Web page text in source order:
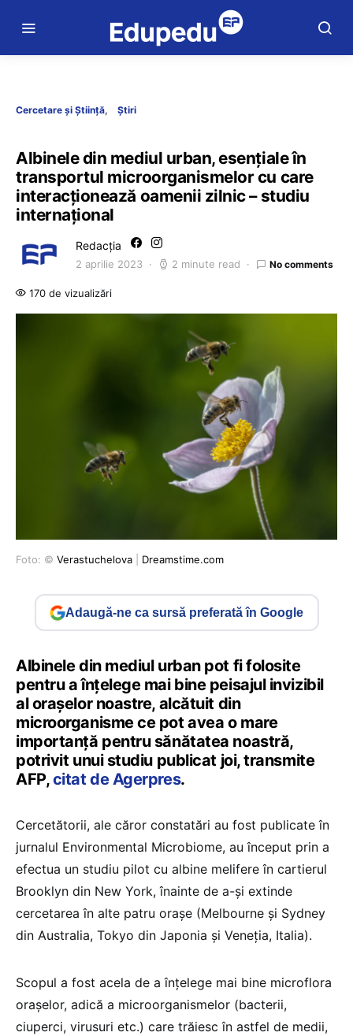
Cercetare și Știință Știri
Albinele din mediul urban, esențiale în
transportul microorganismelor cu care
interacționează oamenii zilnic – studiu
internațional
Redacția
2 aprilie 2023 2 minute read No comments
170 de vizualizări
Foto: © Verastuchelova Dreamstime.com
Adaugă-ne ca sursă preferată în Google
Albinele din mediul urban pot fi folosite
pentru a înţelege mai bine peisajul invizibil
al oraşelor noastre, alcătuit din
microorganisme ce pot avea o mare
importanţă pentru sănătatea noastră,
potrivit unui studiu publicat joi, transmite
AFP,citat de Agerpres.
Cercetătorii, ale căror constatări au fost publicate în
jurnalul Environmental Microbiome, au început prin a
efectua un studiu pilot cu albine melifere în cartierul
Brooklyn din New York, înainte de a-şi extinde
cercetarea în alte patru oraşe (Melbourne şi Sydney
din Australia, Tokyo din Japonia şi Veneţia, Italia).
Scopul a fost acela de a înţelege mai bine microflora
oraşelor, adică a microorganismelor (bacterii,
ciuperci, virusuri etc.) care trăiesc în astfel de medii,